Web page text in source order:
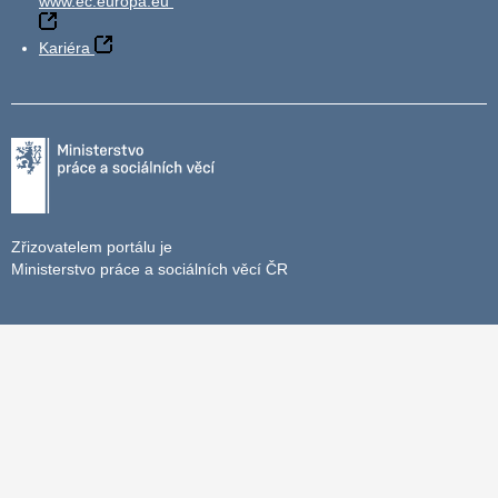
Kariéra
Zřizovatelem portálu je
Ministerstvo práce a sociálních věcí ČR